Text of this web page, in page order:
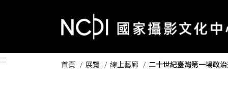
::: 首頁 展覽 線上藝廊 二十世紀臺灣第一場政